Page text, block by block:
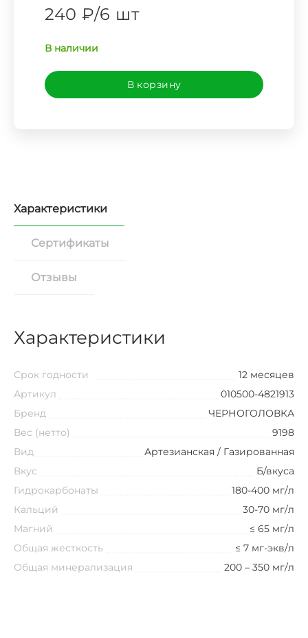
240 ₽/6 шт
В наличии
В корзину
Характеристики
Сертификаты
Отзывы
Характеристики
Срок годности
12 месяцев
Артикул
010500-4821913
Бренд
ЧЕРНОГОЛОВКА
Вес (нетто)
9198
Вид
Артезианская / Газированная
Вкус
Б/вкуса
Гидрокарбонаты
180-400 мг/л
Кальций
30-70 мг/л
Магний
≤ 65 мг/л
Общая жесткость
≤ 7 мг-экв/л
Общая минерализация
200 – 350 мг/л